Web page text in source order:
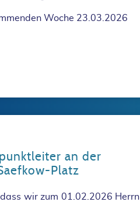
Woche 23.03.2026
an der
Platz
wir zum 01.02.2026 Herrn